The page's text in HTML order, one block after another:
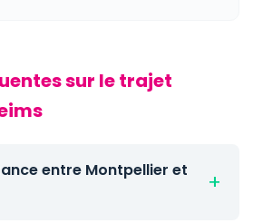
sur le trajet
entre Montpellier et